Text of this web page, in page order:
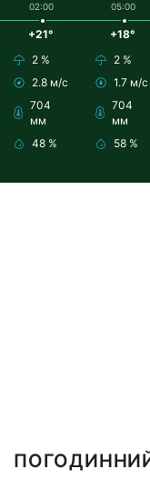
02:00
+21°
2 %
2.8 м/с
704
мм
48 %
05:00
+18°
2 %
1.7 м/с
704
мм
58 %